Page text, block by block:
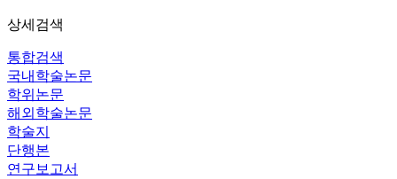
상세검색
통합검색
국내학술논문
학위논문
해외학술논문
학술지
단행본
연구보고서